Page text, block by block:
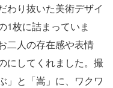
わり抜いた美術デザイ
1枚に詰まっていま
二人の存在感や表情
にしてくれました。撮
」と「嵩」に、ワクワ